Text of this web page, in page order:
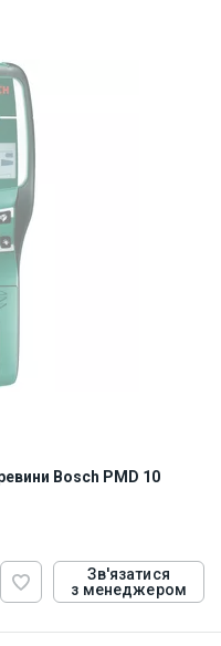
Bosch PMD 10
Зв'язатися
з менеджером